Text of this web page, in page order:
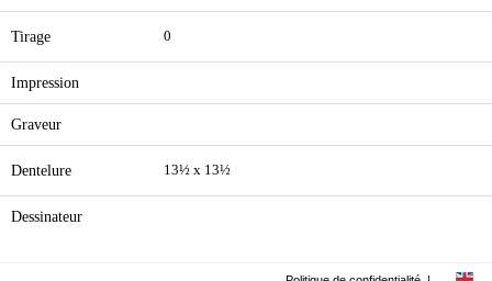
Tirage 0
Impression
Graveur
Dentelure 13½ x 13½
Dessinateur